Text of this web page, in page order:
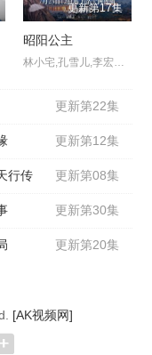
更新第17集
昭阳公主
林小宅,孔雪儿,李宏毅,刘旭威
更新第22集
更新第12集
更新第08集
行传
更新第30集
更新第20集
[AK视频网]